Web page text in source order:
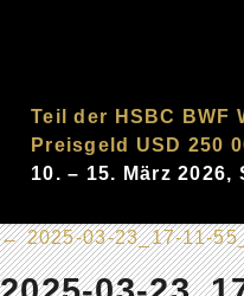
Teil der HSBC BWF
Preisgeld USD 250
10. – 15. März
←2025-03-23_17-11-